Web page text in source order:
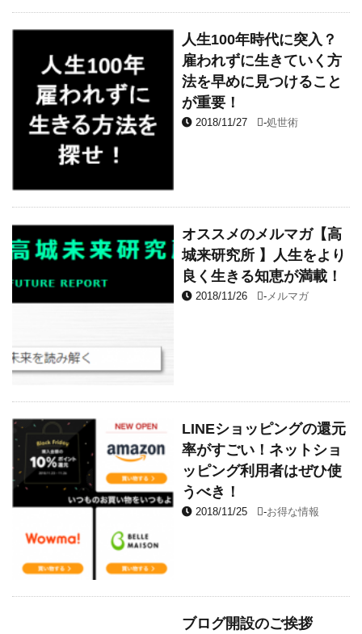
人生100年時代に突入？
雇われずに生きていく方
法を早めに見つけること
が重要！
2018/11/27 -処世術
オススメのメルマガ【高
城来研究所 】人生をより
良く生きる知恵が満載！
2018/11/26 - メルマガ
LINEショッピングの還元
率がすごい！ネットショ
ッピング利用者はぜひ使
うべき！
2018/11/25 -お得な情報
ブログ開設のご挨拶